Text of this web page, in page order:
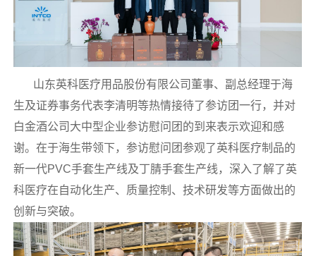
山东英科医疗用品股份有限公司董事、副总经理于海
生及证券事务代表李清明等热情接待了参访团一行，并对
白金酒公司大中型企业参访慰问团的到来表示欢迎和感
谢。在于海生带领下，参访慰问团参观了英科医疗制品的
新一代PVC手套生产线及丁腈手套生产线，深入了解了英
科医疗在自动化生产、质量控制、技术研发等方面做出的
创新与突破。